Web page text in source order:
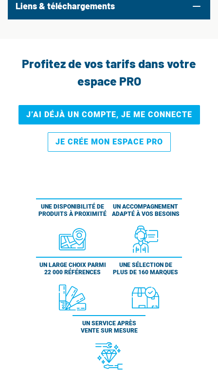
Liens & téléchargements
Profitez de vos tarifs dans votre
espace PRO
J’AI DÉJÀ UN COMPTE, JE ME CONNECTE
JE CRÉE MON ESPACE PRO
UNE DISPONIBILITÉ DE
PRODUITS À PROXIMITÉ
UN ACCOMPAGNEMENT
ADAPTÉ À VOS BESOINS
UN LARGE CHOIX PARMI
22 000 RÉFÉRENCES
UNE SÉLECTION DE
PLUS DE 160 MARQUES
UN SERVICE APRÈS
VENTE SUR MESURE